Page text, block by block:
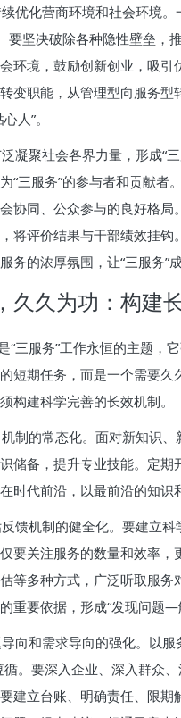
优化营商环境和社会环境
要坚决破除各种隐性壁垒，
环境，鼓励创新创业，吸引
变职能，从管理型向服务型
人”。
凝聚社会各界力量，形成“
“三服务”的参与者和贡献
协同、公众参与的良好格
将评价结果与干部绩效挂钩
务的浓厚氛围，让“三服务”
久久为功：构建
“三服务”工作永恒的主题，
短期任务，而是一个需要久
构建科学完善的长效机制。
制的常态化。面对新知识
储备，提升专业技能。定
时代前沿，以最前沿的知识
馈机制的健全化。要建立
要关注服务的数量和效率
等多种方式，广泛听取服
重要依据，形成“发现问题
向和需求导向的强化。以
循。要深入企业、深入群众
建立台账、明确责任、限